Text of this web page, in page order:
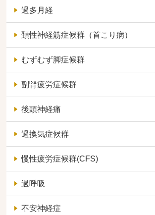
過多月経
頚性神経筋症候群（首こり病）
むずむず脚症候群
副腎疲労症候群
後頭神経痛
過換気症候群
慢性疲労症候群(CFS)
過呼吸
不安神経症